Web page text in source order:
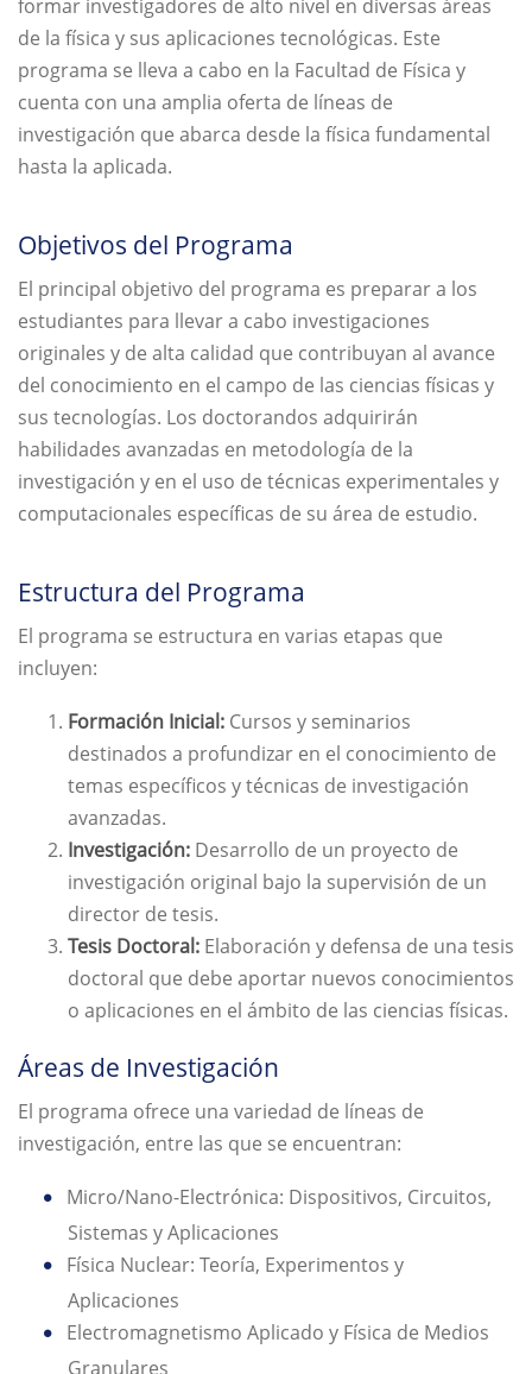
formar investigadores de alto nivel en diversas áreas
de la física y sus aplicaciones tecnológicas. Este
programa se lleva a cabo en la Facultad de Física y
cuenta con una amplia oferta de líneas de
investigación que abarca desde la física fundamental
hasta la aplicada.
Objetivos del Programa
El principal objetivo del programa es preparar a los
estudiantes para llevar a cabo investigaciones
originales y de alta calidad que contribuyan al avance
del conocimiento en el campo de las ciencias físicas y
sus tecnologías. Los doctorandos adquirirán
habilidades avanzadas en metodología de la
investigación y en el uso de técnicas experimentales y
computacionales específicas de su área de estudio.
Estructura del Programa
El programa se estructura en varias etapas que
incluyen:
Formación Inicial:Cursos y seminarios
destinados a profundizar en el conocimiento de
temas específicos y técnicas de investigación
avanzadas.
Investigación:Desarrollo de un proyecto de
investigación original bajo la supervisión de un
director de tesis.
Tesis Doctoral:Elaboración y defensa de una tesis
doctoral que debe aportar nuevos conocimientos
o aplicaciones en el ámbito de las ciencias físicas.
Áreas de Investigación
El programa ofrece una variedad de líneas de
investigación, entre las que se encuentran:
Micro/Nano-Electrónica: Dispositivos, Circuitos,
Sistemas y Aplicaciones
Física Nuclear: Teoría, Experimentos y
Aplicaciones
Electromagnetismo Aplicado y Física de Medios
Granulares